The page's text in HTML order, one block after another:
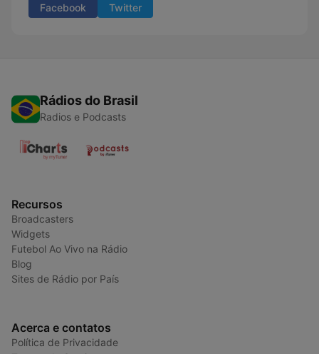
Facebook Twitter
Rádios do Brasil
Radios e Podcasts
Recursos
Broadcasters
Widgets
Futebol Ao Vivo na Rádio
Blog
Sites de Rádio por País
Acerca e contatos
Política de Privacidade